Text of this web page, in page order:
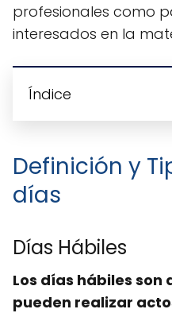
profesionales como
interesados en la
Índice
Definición y
días
Días Hábiles
Los días hábiles son
pueden realizar